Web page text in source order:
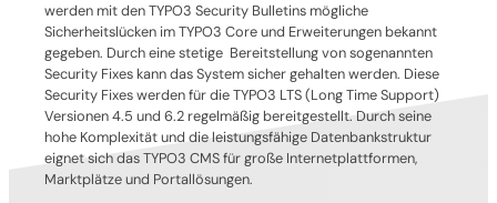
werden mit den TYPO3 Security Bulletins mögliche
Sicherheitslücken im TYPO3 Core und Erweiterungen bekannt
gegeben. Durch eine stetige Bereitstellung von sogenannten
Security Fixes kann das System sicher gehalten werden. Diese
Security Fixes werden für die TYPO3 LTS (Long Time Support)
Versionen 4.5 und 6.2 regelmäßig bereitgestellt. Durch seine
hohe Komplexität und die leistungsfähige Datenbankstruktur
eignet sich das TYPO3 CMS für große Internetplattformen,
Marktplätze und Portallösungen.